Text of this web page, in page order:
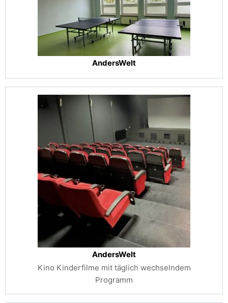
AndersWelt
AndersWelt
Kino Kinderfilme mit täglich wechselndem
Programm